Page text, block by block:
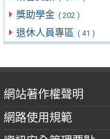
獎助學金 ( 202 )
退休人員專區 ( 41 )
網站著作權聲明
網路使用規範